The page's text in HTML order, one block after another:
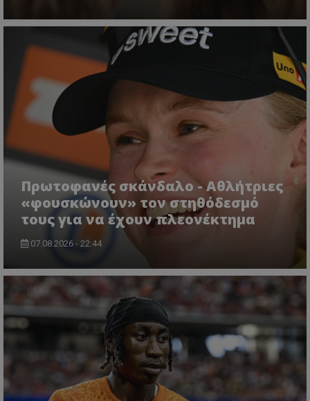
Πρωτοφανές σκάνδαλο - Aθλήτριες
«φουσκώνουν» τον στηθόδεσμό
τους για να έχουν πλεονέκτημα
07.08.2026 - 22:44